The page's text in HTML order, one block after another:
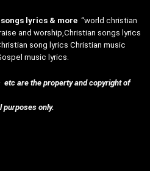
lyrics & more “world christian
and worship,Christian songs lyrics
song lyrics Christian music
music lyrics.
are the property and copyright of
purposes only.